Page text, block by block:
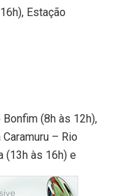
Estação
(8h às 12h),
– Rio
(13h às 16h) e